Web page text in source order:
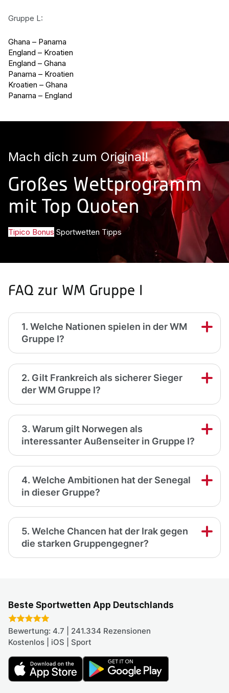
Gruppe L:
Ghana – Panama
England – Kroatien
England – Ghana
Panama – Kroatien
Kroatien – Ghana
Panama – England
Mach dich zum Original!
Großes Wettprogramm
mit Top Quoten
Tipico Bonus Sportwetten Tipps
FAQ zur WM Gruppe I
1. Welche Nationen spielen in der WM
Gruppe I?
2. Gilt Frankreich als sicherer Sieger
der WM Gruppe I?
3. Warum gilt Norwegen als
interessanter Außenseiter in Gruppe I?
4. Welche Ambitionen hat der Senegal
in dieser Gruppe?
5. Welche Chancen hat der Irak gegen
die starken Gruppengegner?
Beste Sportwetten App Deutschlands
Bewertung: 4.7 | 241.334 Rezensionen
Kostenlos | iOS | Sport